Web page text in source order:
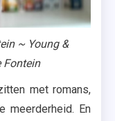
~ Young &
Fontein
met romans,
meerderheid. En